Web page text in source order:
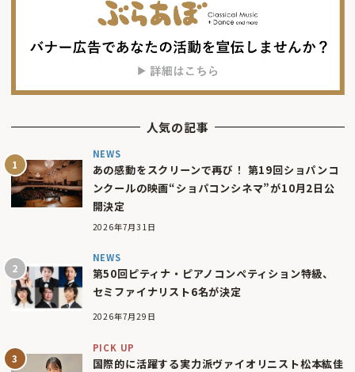
人気の記事
NEWS
あの感動をスクリーンで再び！ 第19回ショパンコ
ンクールの映画“ショパコンシネマ”が10月2日公
開決定
2026年7月31日
NEWS
第50回ピティナ・ピアノコンペティション特級、
セミファイナリスト6名が決定
2026年7月29日
PICK UP
国際的に活躍する実力派ヴァイオリニスト松本紘佳